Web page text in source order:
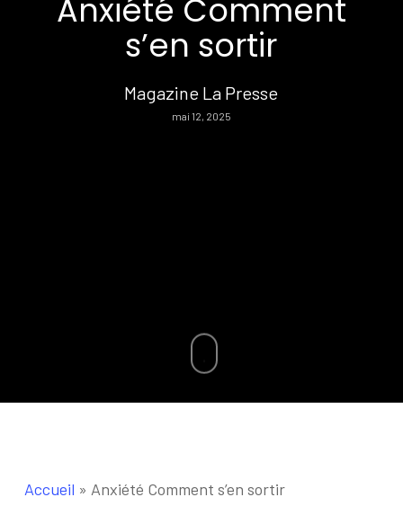
Anxiété Comment
s’en sortir
Magazine La Presse
mai 12, 2025
Accueil » Anxiété Comment s’en sortir